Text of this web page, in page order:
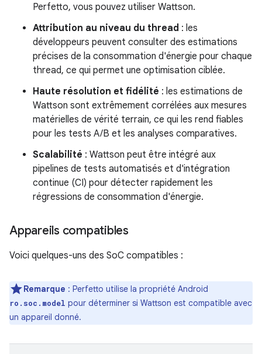
Perfetto, vous pouvez utiliser Wattson.
Attribution au niveau du thread : les
développeurs peuvent consulter des estimations
précises de la consommation d'énergie pour chaque
thread, ce qui permet une optimisation ciblée.
Haute résolution et fidélité : les estimations de
Wattson sont extrêmement corrélées aux mesures
matérielles de vérité terrain, ce qui les rend fiables
pour les tests A/B et les analyses comparatives.
Scalabilité : Wattson peut être intégré aux
pipelines de tests automatisés et d'intégration
continue (CI) pour détecter rapidement les
régressions de consommation d'énergie.
Appareils compatibles
Voici quelques-uns des SoC compatibles :
Remarque : Perfetto utilise la propriété Android
ro.soc.model pour déterminer si Wattson est compatible avec
un appareil donné.